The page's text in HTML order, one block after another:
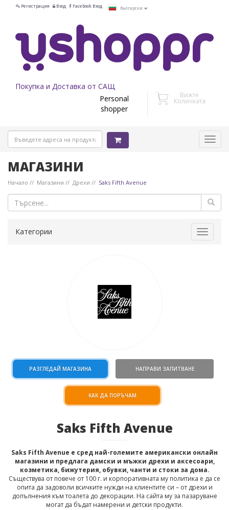
Регистрация Вход Facebook Вход Български
Покупка и Доставка от САЩ
Personal
shopper
Вижте
Количката
МАГАЗИНИ
Начало Магазини Дрехи Saks Fifth Avenue
Toggle
Категории
РАЗГЛЕДАЙ МАГАЗИНА НАПРАВИ ЗАПИТВАНЕ
КАК ДА ПОРЪЧАМ
Saks Fifth Avenue
Saks Fifth Avenue е сред най-големите американски онлайн
магазини и предлага дамски и мъжки дрехи и аксесоари,
козметика, бижутерия, обувки, чанти и стоки за дома.
Съществува от повече от 100 г. и корпоративната му политика е да се
опита да задоволи всичките нужди на клиентите си – от дрехи и
допълнения към тоалета до декорации. На сайта му за пазаруване
могат да бъдат намерени и детски продукти.